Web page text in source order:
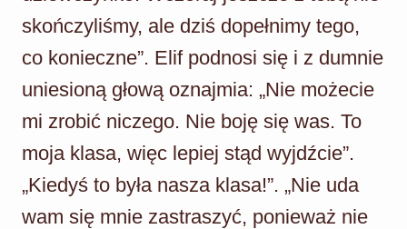
skończyliśmy, ale dziś dopełnimy tego,
co konieczne”. Elif podnosi się i z dumnie
uniesioną głową oznajmia: „Nie możecie
mi zrobić niczego. Nie boję się was. To
moja klasa, więc lepiej stąd wyjdźcie”.
„Kiedyś to była nasza klasa!”. „Nie uda
wam się mnie zastraszyć, ponieważ nie